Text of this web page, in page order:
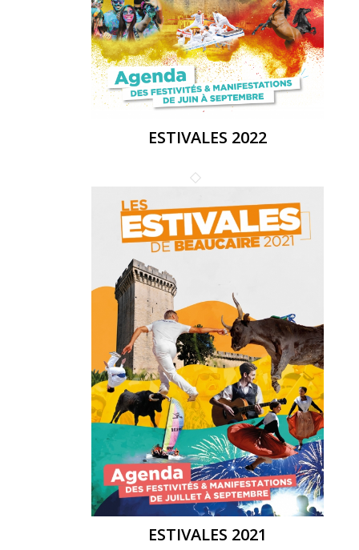
ESTIVALES 2022
ESTIVALES 2021